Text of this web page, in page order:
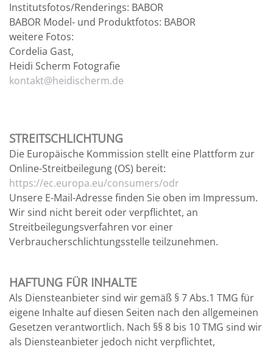
Institutsfotos/Renderings: BABOR
BABOR Model- und Produktfotos: BABOR
weitere Fotos:
Cordelia Gast,
Heidi Scherm Fotografie
kontakt@heidischerm.de
STREITSCHLICHTUNG
Die Europäische Kommission stellt eine Plattform zur
Online-Streitbeilegung (OS) bereit:
https://ec.europa.eu/consumers/odr
Unsere E-Mail-Adresse finden Sie oben im Impressum.
Wir sind nicht bereit oder verpflichtet, an
Streitbeilegungsverfahren vor einer
Verbraucherschlichtungsstelle teilzunehmen.
HAFTUNG FÜR INHALTE
Als Diensteanbieter sind wir gemäß § 7 Abs.1 TMG für
eigene Inhalte auf diesen Seiten nach den allgemeinen
Gesetzen verantwortlich. Nach §§ 8 bis 10 TMG sind wir
als Diensteanbieter jedoch nicht verpflichtet,